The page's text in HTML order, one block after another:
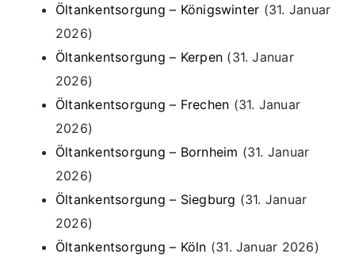
Öltankentsorgung – Königswinter (31. Januar
2026)
Öltankentsorgung – Kerpen (31. Januar
2026)
Öltankentsorgung – Frechen (31. Januar
2026)
Öltankentsorgung – Bornheim (31. Januar
2026)
Öltankentsorgung – Siegburg (31. Januar
2026)
Öltankentsorgung – Köln (31. Januar 2026)